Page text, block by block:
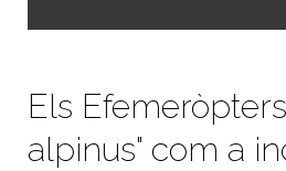
GBIF
Els
alpinus" com a